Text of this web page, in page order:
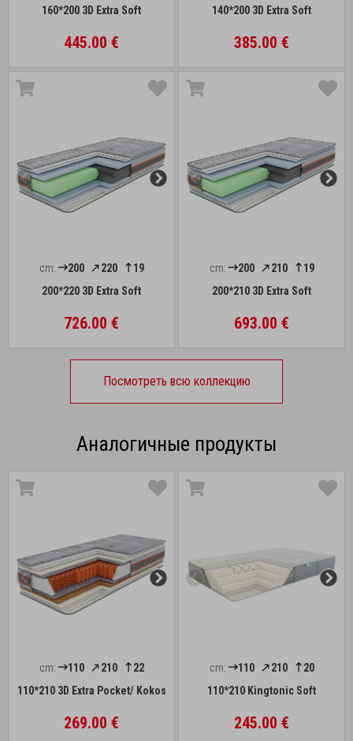
160*200 3D Extra Soft
445.00 €
140*200 3D Extra Soft
385.00 €
cm: 200 220
19
200*220 3D Extra Soft
726.00 €
cm: 200 210
19
200*210 3D Extra Soft
693.00 €
Посмотреть всю коллекцию
Аналогичные продукты
cm: 110 210
22
110*210 3D Extra Pocket/ Kokos
269.00 €
cm: 110 210
20
110*210 Kingtonic Soft
245.00 €